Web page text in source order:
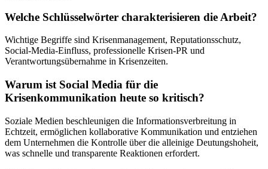
Welche Schlüsselwörter charakterisieren die Arbeit?
Wichtige Begriffe sind Krisenmanagement, Reputationsschutz,
Social-Media-Einfluss, professionelle Krisen-PR und
Verantwortungsübernahme in Krisenzeiten.
Warum ist Social Media für die
Krisenkommunikation heute so kritisch?
Soziale Medien beschleunigen die Informationsverbreitung in
Echtzeit, ermöglichen kollaborative Kommunikation und entziehen
dem Unternehmen die Kontrolle über die alleinige Deutungshoheit,
was schnelle und transparente Reaktionen erfordert.